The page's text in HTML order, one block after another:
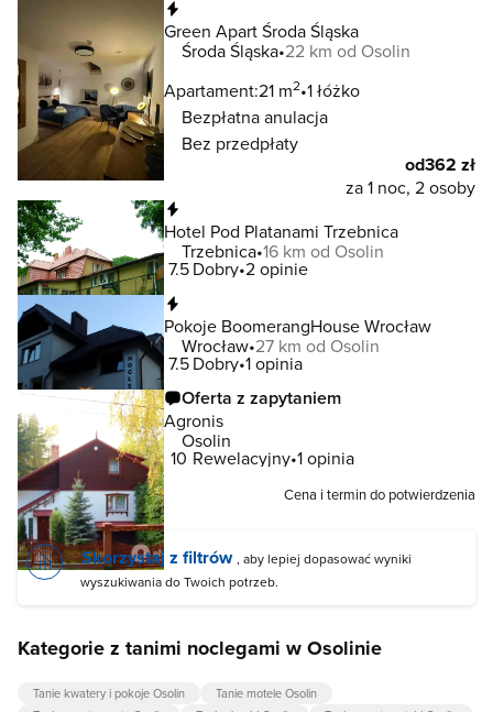
Green Apart Środa Śląska
Środa Śląska 22 km od Osolin
Apartament:21 m2 1 łóżko
Bezpłatna anulacja
Bez przedpłaty
od362 zł
za 1 noc, 2 osoby
Hotel Pod Platanami Trzebnica
Trzebnica 16 km od Osolin
7.5 Dobry 2 opinie
Pokoje BoomerangHouse Wrocław
Wrocław 27 km od Osolin
7.5 Dobry 1 opinia
Oferta z zapytaniem
Agronis
Osolin
10 Rewelacyjny 1 opinia
Cena i termin do potwierdzenia
Skorzystaj z filtrów , aby lepiej dopasować wyniki
wyszukiwania do Twoich potrzeb.
Kategorie z tanimi noclegami w Osolinie
Tanie kwatery i pokoje Osolin
Tanie motele Osolin